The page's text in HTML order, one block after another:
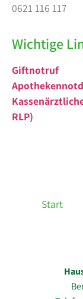
0621 116 117
Wichtige
Giftnotruf
RLP)
Start